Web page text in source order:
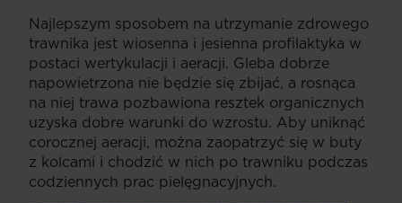
Najlepszym sposobem na utrzymanie zdrowego
trawnika jest wiosenna i jesienna profilaktyka w
postaci wertykulacji i aeracji. Gleba dobrze
napowietrzona nie będzie się zbijać, a rosnąca
na niej trawa pozbawiona resztek organicznych
uzyska dobre warunki do wzrostu. Aby uniknąć
corocznej aeracji, można zaopatrzyć się w buty
z kolcami i chodzić w nich po trawniku podczas
codziennych prac pielęgnacyjnych.